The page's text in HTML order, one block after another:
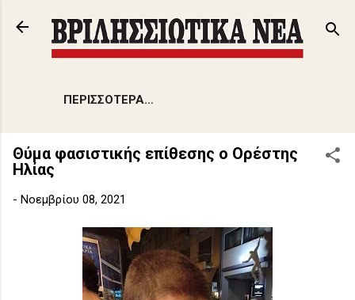
Μετάβαση στο κύριο περιεχόμενο
ΠΕΡΙΣΣΌΤΕΡΑ…
Θύμα φασιστικής επίθεσης o Ορέστης
Ηλίας
- Νοεμβρίου 08, 2021